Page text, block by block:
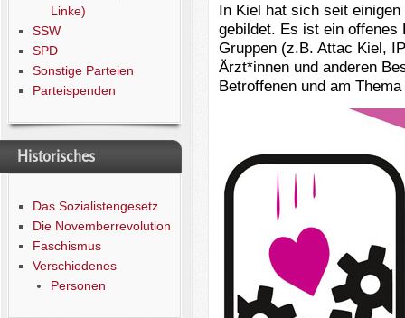
Linke)
SSW
SPD
Sonstige Parteien
Parteispenden
Historisches
Das Sozialistengesetz
Die Novemberrevolution
Faschismus
Verschiedenes
Personen
In Kiel hat sich seit einigen
gebildet. Es ist ein offenes
Gruppen (z.B. Attac Kiel,
Ärzt*innen und anderen
Betroffenen und am